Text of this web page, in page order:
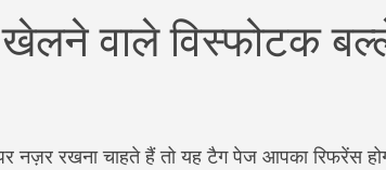
वाले विस्फोटक
रखना चाहते हैं तो यह टैग पेज आपका रिफरेंस